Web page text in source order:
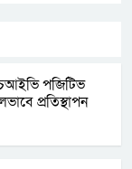
পজিটিভ
প্রতিস্থাপন